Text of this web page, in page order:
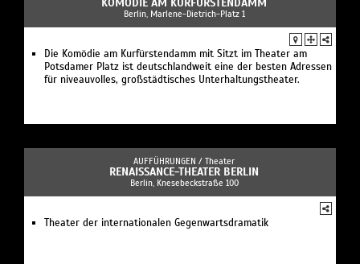
KOMÖDIE AM KURFÜRSTENDAMM
Berlin, Marlene-Dietrich-Platz 1
Die Komödie am Kurfürstendamm mit Sitzt im Theater am
Potsdamer Platz ist deutschlandweit eine der besten Adressen
für niveauvolles, großstädtisches Unterhaltungstheater.
AUFFÜHRUNGEN / Theater
RENAISSANCE-THEATER BERLIN
Berlin, Knesebeckstraße 100
Theater der internationalen Gegenwartsdramatik